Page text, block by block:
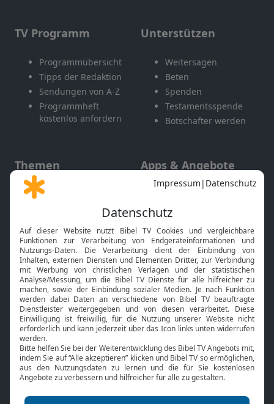
TV Programm
Programmübersicht
Tipps der Redaktion
Sendungen von A-Z
Programmheft
kostenlos anfordern
Unterstützen
Weitersagen
Beten
Spenden
Testamentsspende
Botschafter werden
Themen
Gott und Bibel erklärt
Neuigkeiten
Apps & Angebote
Mobile App
Smart TV
HbbTV
Bibelthek Online-Bibel
Nächster Gottesdienst
Bibel TV
Über uns
Jobs
Mediadaten
Service
Kontakt
TV-Empfang